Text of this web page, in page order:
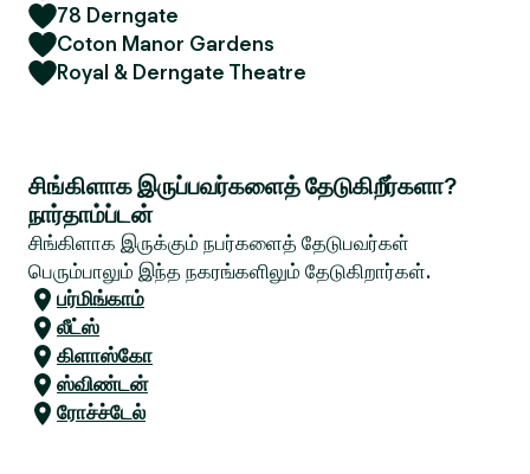
78 Derngate
Coton Manor Gardens
Royal & Derngate Theatre
சிங்கிளாக இருப்பவர்களைத் தேடுகிறீர்களா?
நார்தாம்ப்டன்
சிங்கிளாக இருக்கும் நபர்களைத் தேடுபவர்கள்
பெரும்பாலும் இந்த நகரங்களிலும் தேடுகிறார்கள்.
பர்மிங்காம்
லீட்ஸ்
கிளாஸ்கோ
ஸ்விண்டன்
ரோச்ச்டேல்